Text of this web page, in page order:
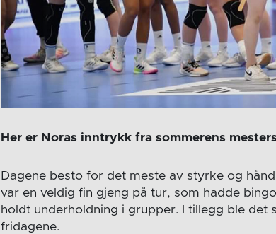
Her er Noras inntrykk fra sommerens
Dagene besto for det meste av styrke og
var en veldig fin gjeng på tur, som hadde
holdt underholdning i grupper. I tillegg ble
fridagene.